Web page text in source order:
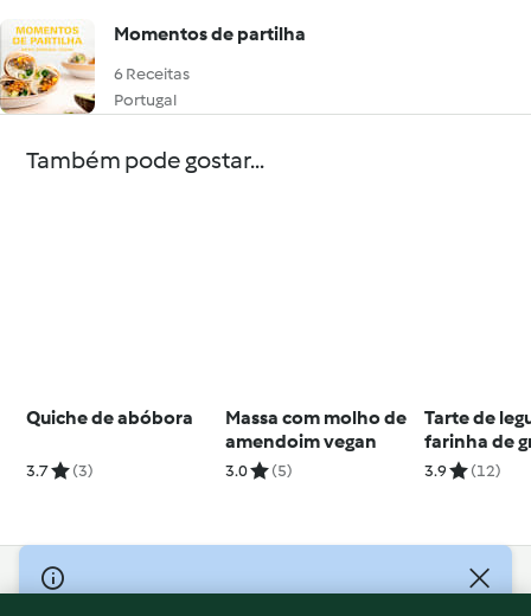
Momentos de partilha
6 Receitas
Portugal
Também pode gostar...
Quiche de abóbora
3.7 (3)
Massa com molho de
amendoim vegan
3.0 (5)
Tarte de
farinha de
3.9 (12)
© Copyright 2026